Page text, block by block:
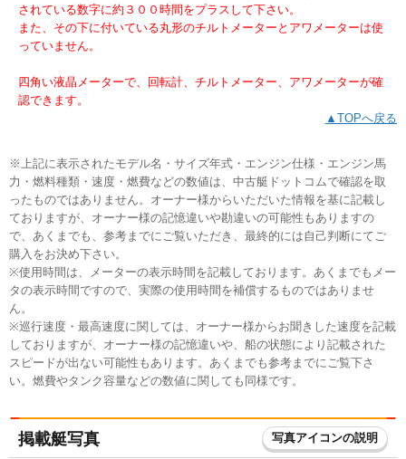
されている数字に約３００時間をプラスして下さい。
また、その下に付いている丸形のチルトメーターとアワメーターは使
っていません。
四角い液晶メーターで、回転計、チルトメーター、アワメーターが確
認できます。
▲TOPへ戻る
※上記に表示されたモデル名・サイズ年式・エンジン仕様・エンジン馬
力・燃料種類・速度・燃費などの数値は、中古艇ドットコムで確認を取
ったものではありません。オーナー様からいただいた情報を基に記載し
ておりますが、オーナー様の記憶違いや勘違いの可能性もありますの
で、あくまでも、参考までにご覧いただき、最終的には自己判断にてご
購入をお決め下さい。
※使用時間は、メーターの表示時間を記載しております。あくまでもメー
タの表示時間ですので、実際の使用時間を補償するものではありませ
ん。
※巡行速度・最高速度に関しては、オーナー様からお聞きした速度を記載
しておりますが、オーナー様の記憶違いや、船の状態により記載された
スピードが出ない可能性もあります。あくまでも参考までにご覧下さ
い。燃費やタンク容量などの数値に関しても同様です。
掲載艇写真 写真アイコンの説明